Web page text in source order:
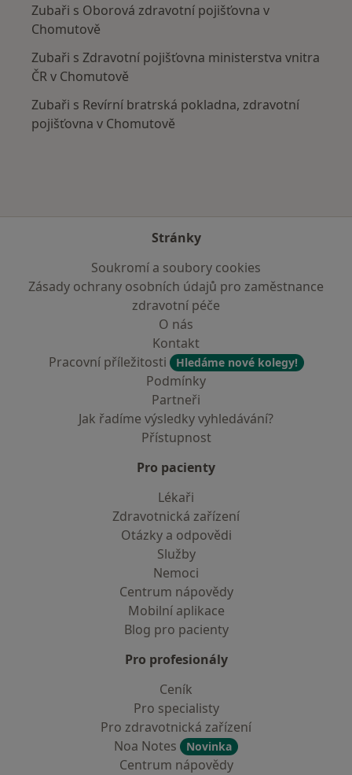
Zubaři s Oborová zdravotní pojišťovna v
Chomutově
Zubaři s Zdravotní pojišťovna ministerstva vnitra
ČR v Chomutově
Zubaři s Revírní bratrská pokladna, zdravotní
pojišťovna v Chomutově
Stránky
Soukromí a soubory cookies
Zásady ochrany osobních údajů pro zaměstnance
zdravotní péče
O nás
Kontakt
Pracovní příležitosti
Hledáme nové kolegy!
Podmínky
Partneři
Jak řadíme výsledky vyhledávání?
Přístupnost
Pro pacienty
Lékaři
Zdravotnická zařízení
Otázky a odpovědi
Služby
Nemoci
Centrum nápovědy
Mobilní aplikace
Blog pro pacienty
Pro profesionály
Ceník
Pro specialisty
Pro zdravotnická zařízení
Noa Notes
Novinka
Centrum nápovědy